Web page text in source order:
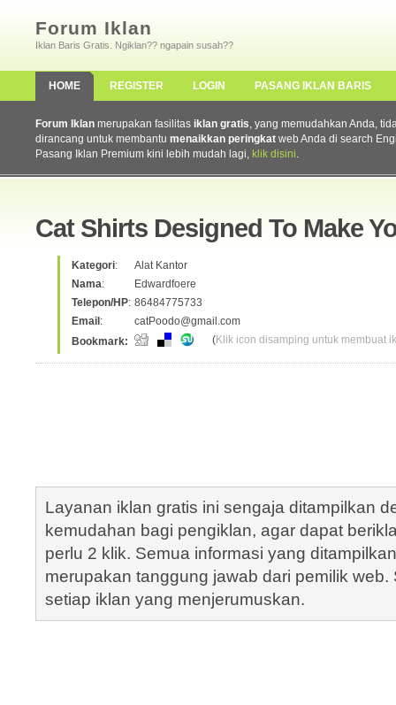
Forum Iklan
Iklan Baris Gratis. Ngiklan?? ngapain susah??
HOME REGISTER LOGIN PASANG IKLAN BARIS
Forum Iklan merupakan fasilitas iklan gratis, yang memudahkan Anda,
dirancang untuk membantu menaikkan peringkat web Anda di search
Pasang Iklan Premium kini lebih mudah lagi, klik disini.
Cat Shirts Designed To Make
Kategori:
Alat Kantor
Nama:
Edwardfoere
Telepon/HP: 86484775733
Email :
catPoodo@gmail.com
Bookmark:
(Klik icon disamping untuk membuat
Layanan iklan gratis ini sengaja ditampilkan
kemudahan bagi pengiklan, agar dapat
perlu 2 klik. Semua informasi yang
merupakan tanggung jawab dari pemilik
setiap iklan yang menjerumuskan.